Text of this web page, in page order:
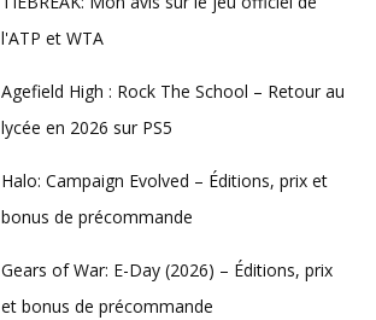
l'ATP et WTA
Agefield High : Rock The School – Retour au
lycée en 2026 sur PS5
Halo: Campaign Evolved – Éditions, prix et
bonus de précommande
Gears of War: E-Day (2026) – Éditions, prix
et bonus de précommande